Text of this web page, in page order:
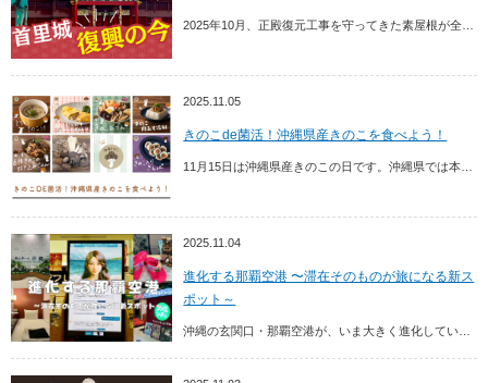
2025.11.05
きのこde菌活！沖縄県産きのこを食べよう！
2025.11.04
進化する那覇空港 〜滞在そのものが旅になる新ス
ポット～